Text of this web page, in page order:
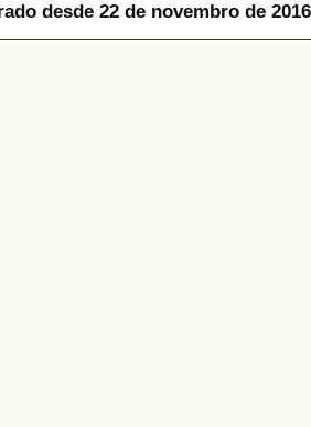
desde 22 de novembro de